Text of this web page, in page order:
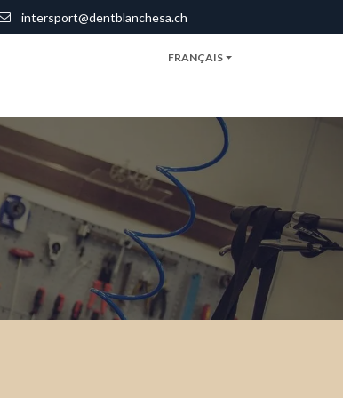
intersport@dentblanchesa.ch
FRANÇAIS